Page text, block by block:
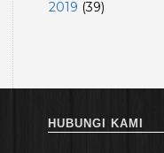
2019 (39)
HUBUNGI KAMI